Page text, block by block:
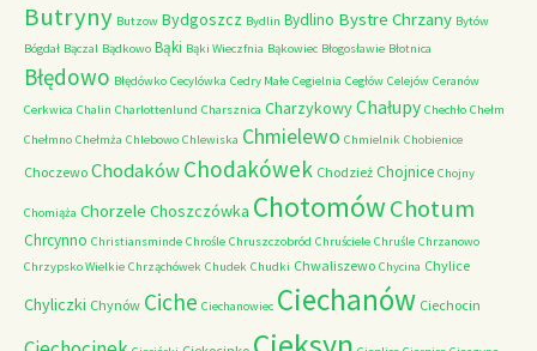
Butryny Butzow Bydgoszcz Bydlin Bydlino Bystre Chrzany Bytów
Bógdał Bączal Bądkowo Bąki Bąki Wieczfnia Bąkowiec Błogosławie Błotnica
Błędowo Błędówko Cecylówka Cedry Małe Cegielnia Cegłów Celejów Ceranów
Cerkwica Chalin Charlottenlund Charsznica CharzykowyChałupy Chechło Chełm
Chełmno Chełmża Chlebowo Chlewiska Chmielewo Chmielnik Chobienice
Choczewo ChodakówChodakówek Chodzież Chojnice Chojny
Chomiąża Chorzele Choszczówka ChotomówChotum
Chrcynno Christiansminde Chrośle Chruszczobród Chruściele Chruśle Chrzanowo
Chrzypsko Wielkie Chrząchówek Chudek Chudki Chwaliszewo Chycina Chylice
Chyliczki Chynów Ciche Ciechanowiec Ciechanów Ciechocin